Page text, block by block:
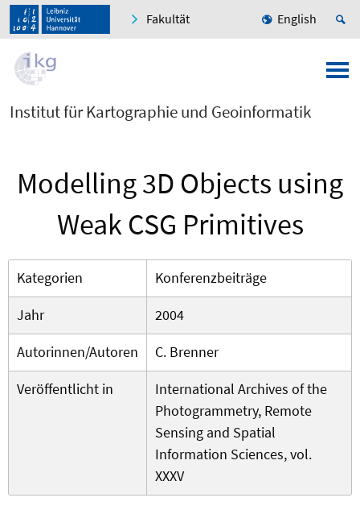
Fakultät English
Institut für Kartographie und Geoinformatik
Modelling 3D Objects using
Weak CSG Primitives
Kategorien
Konferenzbeiträge
Jahr
2004
Autorinnen/Autoren
C. Brenner
Veröffentlicht in
International Archives of the
Photogrammetry, Remote
Sensing and Spatial
Information Sciences, vol.
XXXV